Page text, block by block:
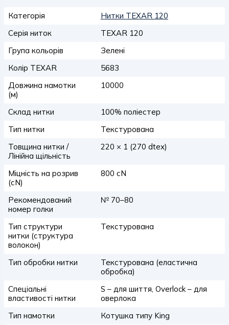
Категорія
Нитки TEXAR 120
Серія ниток
TEXAR 120
Група кольорів
Зелені
Колір TEXAR
5683
Довжина намотки
(м)
10000
Склад нитки
100% поліестер
Тип нитки
Текстурована
Товщина нитки /
Лінійна щільність
220 × 1 (270 dtex)
Міцність на розрив
(сN)
800 сN
Рекомендований
номер голки
№ 70–80
Тип структури
нитки (структура
волокон)
Текстурована
Тип обробки нитки
Текстурована (еластична
обробка)
Спеціальні
властивості нитки
S – для шиття, Overlock – для
оверлока
Тип намотки
Котушка типу King